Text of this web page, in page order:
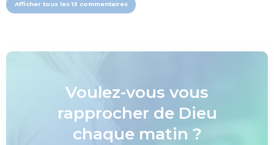
Afficher tous les 13 commentaires
Voulez-vous vous
rapprocher de Dieu
chaque matin ?